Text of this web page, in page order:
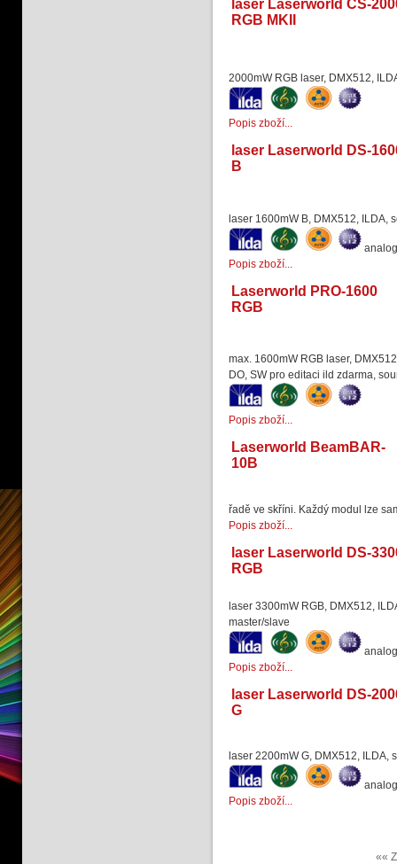
laser Laserworld CS-
RGB MKII
2000mW RGB laser, DMX512,
Popis zboží...
laser Laserworld DS-
B
laser 1600mW B, DMX512, ILDA,
Popis zboží...
Laserworld PRO-1600
RGB
max. 1600mW RGB laser,
DO, SW pro editaci ild zdarma,
Popis zboží...
Laserworld BeamBAR-
10B
řadě ve skříni. Každý modul lze
Popis zboží...
laser Laserworld DS-
RGB
laser 3300mW RGB, DMX512,
master/slave
Popis zboží...
laser Laserworld DS-
G
laser 2200mW G, DMX512, ILDA,
Popis zboží...
««